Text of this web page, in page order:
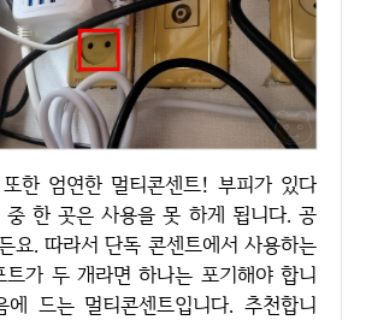
한 곳은 사용을 못 하게 됩니다. 공
요. 따라서 단독 콘센트에서 사용하는
가 두 개라면 하나는 포기해야 합니
드는 멀티콘센트입니다. 추천합니